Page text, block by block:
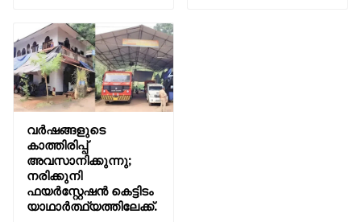
വർഷങ്ങളുടെ
കാത്തിരിപ്പ്
അവസാനിക്കുന്നു;
നരിക്കുനി
ഫയർസ്റ്റേഷൻ കെട്ടിടം
യാഥാർത്ഥ്യത്തിലേക്ക്.